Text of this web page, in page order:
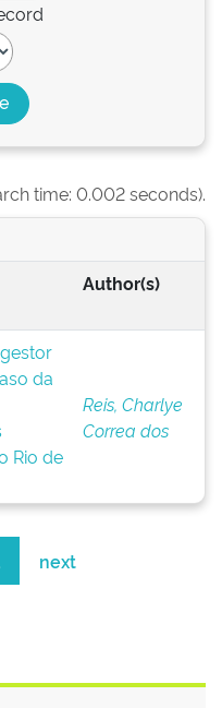
time: 0.002 seconds).
Author(s)
da
Rio de
Reis, Charlye
Correa dos
next